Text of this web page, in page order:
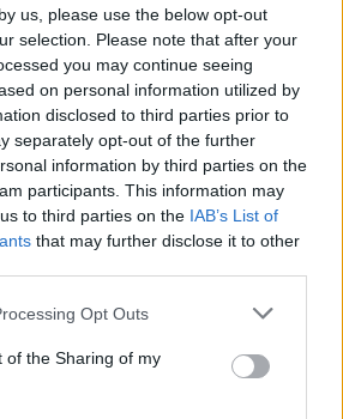
us, please use the below opt-out
selection. Please note that after your
you may continue seeing
on personal information utilized by
disclosed to third parties prior to
separately opt-out of the further
information by third parties on the
participants. This information may
to third parties on the IAB’s List of
that may further disclose it to other
app uses one or more Google
or usage behaviour. You may click to
to Google and its third-party tags to
specified purposes in below Google
Opt Outs
of the Sharing of my
στοiPaideia.gr